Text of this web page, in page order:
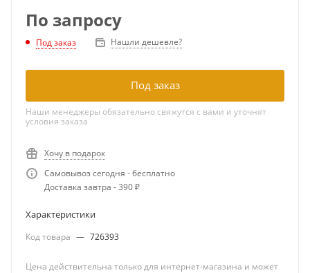
По запросу
Под заказ Нашли дешевле?
Под заказ
Наши менеджеры обязательно свяжутся с вами и уточнят
условия заказа
Хочу в подарок
Самовывоз сегодня - бесплатно
Доставка завтра - 390 ₽
Характеристики
Код товара — 726393
Цена действительна только для интернет-магазина и может